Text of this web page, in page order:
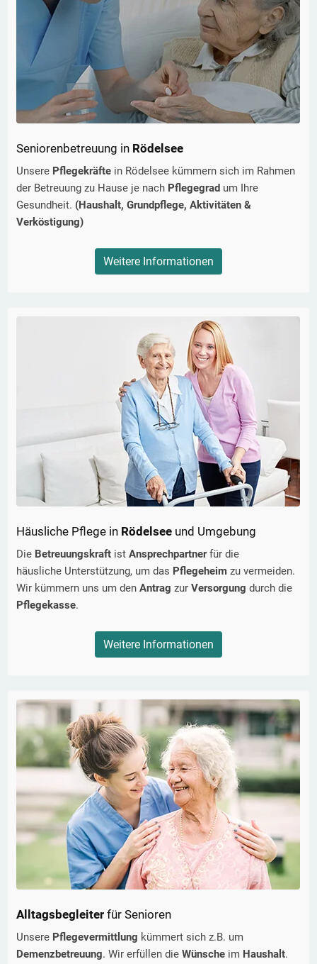
Seniorenbetreuung in Rödelsee
Unsere Pflegekräfte in Rödelsee kümmern sich im Rahmen
der Betreuung zu Hause je nach Pflegegrad um Ihre
Gesundheit. (Haushalt, Grundpflege, Aktivitäten &
Verköstigung)
Weitere Informationen
Häusliche Pflege in Rödelsee und Umgebung
Die Betreuungskraft ist Ansprechpartnerfür die
häusliche Unterstützung, um das Pflegeheim zu vermeiden.
Wir kümmern uns um den Antrag zur Versorgung durch die
Pflegekasse.
Weitere Informationen
Alltagsbegleiter für Senioren
Unsere Pflegevermittlung kümmert sich z.B. um
Demenzbetreuung. Wir erfüllen die Wünsche im Haushalt.